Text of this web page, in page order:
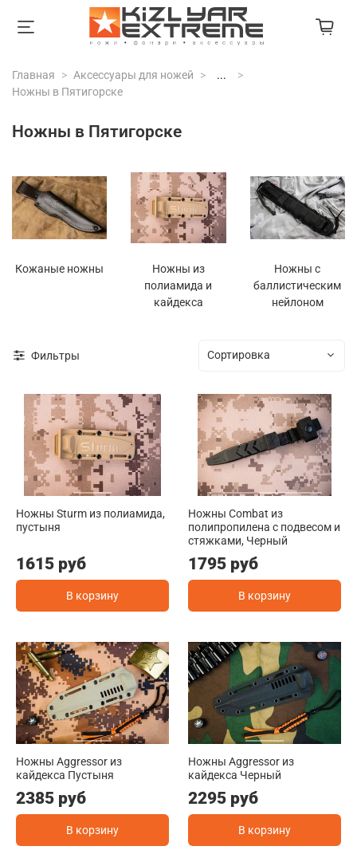
Главная Аксессуары для ножей
...
Ножны в Пятигорске
Ножны в Пятигорске
Кожаные ножны
Ножны из
полиамида и
кайдекса
Ножны с
баллистическим
нейлоном
Фильтры
Ножны Sturm из полиамида,
пустыня
1615 руб
В корзину
Ножны Combat из
полипропилена с подвесом и
стяжками, Черный
1795 руб
В корзину
Ножны Aggressor из
кайдекса Пустыня
2385 руб
В корзину
Ножны Aggressor из
кайдекса Черный
2295 руб
В корзину